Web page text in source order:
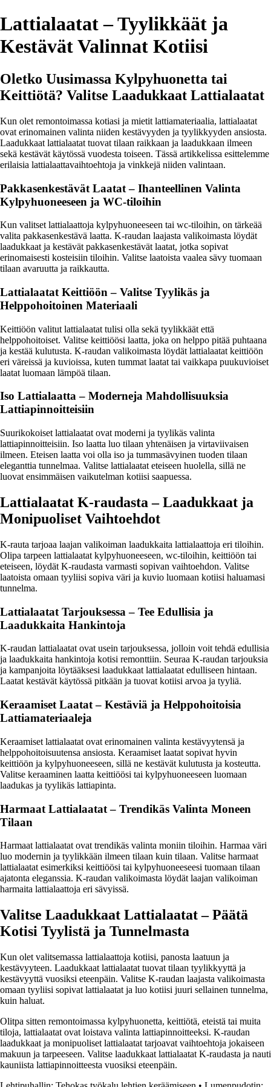
Lattialaatat – Tyylikkäät ja
Kestävät Valinnat Kotiisi
Oletko Uusimassa Kylpyhuonetta tai
Keittiötä? Valitse Laadukkaat Lattialaatat
Kun olet remontoimassa kotiasi ja mietit lattiamateriaalia, lattialaatat
ovat erinomainen valinta niiden kestävyyden ja tyylikkyyden ansiosta.
Laadukkaat lattialaatat tuovat tilaan raikkaan ja laadukkaan ilmeen
sekä kestävät käytössä vuodesta toiseen. Tässä artikkelissa esittelemme
erilaisia lattialaattavaihtoehtoja ja vinkkejä niiden valintaan.
Pakkasenkestävät Laatat – Ihanteellinen Valinta
Kylpyhuoneeseen ja WC-tiloihin
Kun valitset lattialaattoja kylpyhuoneeseen tai wc-tiloihin, on tärkeää
valita pakkasenkestävä laatta. K-raudan laajasta valikoimasta löydät
laadukkaat ja kestävät pakkasenkestävät laatat, jotka sopivat
erinomaisesti kosteisiin tiloihin. Valitse laatoista vaalea sävy tuomaan
tilaan avaruutta ja raikkautta.
Lattialaatat Keittiöön – Valitse Tyylikäs ja
Helppohoitoinen Materiaali
Keittiöön valitut lattialaatat tulisi olla sekä tyylikkäät että
helppohoitoiset. Valitse keittiöösi laatta, joka on helppo pitää puhtaana
ja kestää kulutusta. K-raudan valikoimasta löydät lattialaatat keittiöön
eri väreissä ja kuvioissa, kuten tummat laatat tai vaikkapa puukuvioiset
laatat luomaan lämpöä tilaan.
Iso Lattialaatta – Moderneja Mahdollisuuksia
Lattiapinnoitteisiin
Suurikokoiset lattialaatat ovat moderni ja tyylikäs valinta
lattiapinnoitteisiin. Iso laatta luo tilaan yhtenäisen ja virtaviivaisen
ilmeen. Eteisen laatta voi olla iso ja tummasävyinen tuoden tilaan
eleganttia tunnelmaa. Valitse lattialaatat eteiseen huolella, sillä ne
luovat ensimmäisen vaikutelman kotiisi saapuessa.
Lattialaatat K-raudasta – Laadukkaat ja
Monipuoliset Vaihtoehdot
K-rauta tarjoaa laajan valikoiman laadukkaita lattialaattoja eri tiloihin.
Olipa tarpeen lattialaatat kylpyhuoneeseen, wc-tiloihin, keittiöön tai
eteiseen, löydät K-raudasta varmasti sopivan vaihtoehdon. Valitse
laatoista omaan tyyliisi sopiva väri ja kuvio luomaan kotiisi haluamasi
tunnelma.
Lattialaatat Tarjouksessa – Tee Edullisia ja
Laadukkaita Hankintoja
K-raudan lattialaatat ovat usein tarjouksessa, jolloin voit tehdä edullisia
ja laadukkaita hankintoja kotisi remonttiin. Seuraa K-raudan tarjouksia
ja kampanjoita löytääksesi laadukkaat lattialaatat edulliseen hintaan.
Laatat kestävät käytössä pitkään ja tuovat kotiisi arvoa ja tyyliä.
Keraamiset Laatat – Kestäviä ja Helppohoitoisia
Lattiamateriaaleja
Keraamiset lattialaatat ovat erinomainen valinta kestävyytensä ja
helppohoitoisuutensa ansiosta. Keraamiset laatat sopivat hyvin
keittiöön ja kylpyhuoneeseen, sillä ne kestävät kulutusta ja kosteutta.
Valitse keraaminen laatta keittiöösi tai kylpyhuoneeseen luomaan
laadukas ja tyylikäs lattiapinta.
Harmaat Lattialaatat – Trendikäs Valinta Moneen
Tilaan
Harmaat lattialaatat ovat trendikäs valinta moniin tiloihin. Harmaa väri
luo modernin ja tyylikkään ilmeen tilaan kuin tilaan. Valitse harmaat
lattialaatat esimerkiksi keittiöösi tai kylpyhuoneeseesi tuomaan tilaan
ajatonta eleganssia. K-raudan valikoimasta löydät laajan valikoiman
harmaita lattialaattoja eri sävyissä.
Valitse Laadukkaat Lattialaatat – Päätä
Kotisi Tyylistä ja Tunnelmasta
Kun olet valitsemassa lattialaattoja kotiisi, panosta laatuun ja
kestävyyteen. Laadukkaat lattialaatat tuovat tilaan tyylikkyyttä ja
kestävyyttä vuosiksi eteenpäin. Valitse K-raudan laajasta valikoimasta
omaan tyyliisi sopivat lattialaatat ja luo kotiisi juuri sellainen tunnelma,
kuin haluat.
Olitpa sitten remontoimassa kylpyhuonetta, keittiötä, eteistä tai muita
tiloja, lattialaatat ovat loistava valinta lattiapinnoitteeksi. K-raudan
laadukkaat ja monipuoliset lattialaatat tarjoavat vaihtoehtoja jokaiseen
makuun ja tarpeeseen. Valitse laadukkaat lattialaatat K-raudasta ja nauti
kauniista lattiapinnoitteesta vuosiksi eteenpäin.